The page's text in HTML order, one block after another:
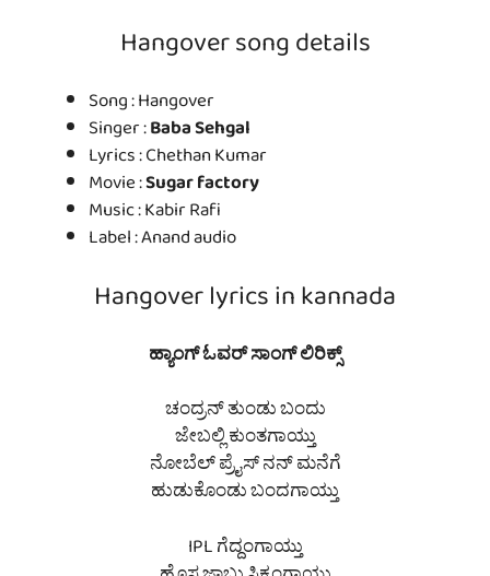
Hangover song details
Song : Hangover
Singer :Baba Sehgal
Lyrics : Chethan Kumar
Movie :Sugar factory
Music : Kabir Rafi
Label : Anand audio
Hangover lyrics in kannada
ಹ್ಯಾಂಗ್ ಓವರ್ ಸಾಂಗ್ ಲಿರಿಕ್ಸ್
ಚಂದ್ರನ್ ತುಂಡು ಬಂದು
ಜೇಬಲ್ಲಿ ಕುಂತಗಾಯ್ತು
ನೋಬೆಲ್ ಪ್ರೈಸ್ ನನ್ ಮನೆಗೆ
ಹುಡುಕೊಂಡು ಬಂದಗಾಯ್ತು
IPL ಗೆದ್ದಂಗಾಯ್ತು